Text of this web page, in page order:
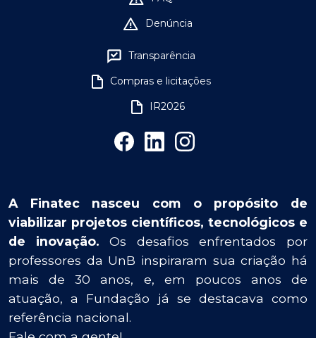
Denúncia
Transparência
Compras e licitações
IR2026
A Finatec nasceu com o propósito de
viabilizar projetos científicos, tecnológicos e
de inovação. Os desafios enfrentados por
professores da UnB inspiraram sua criação há
mais de 30 anos, e, em poucos anos de
atuação, a Fundação já se destacava como
referência nacional.